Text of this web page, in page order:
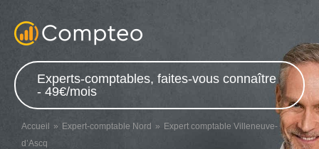
Experts-comptables, faites-vous connaître
- 49€/mois
Accueil Expert-comptable Nord
Expert comptable Villeneuve-
d’Ascq